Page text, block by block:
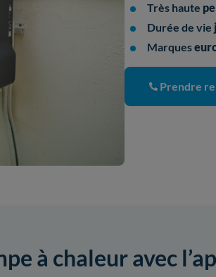
Très haute
Durée de vie
Marques
Prendre
à chaleur avec